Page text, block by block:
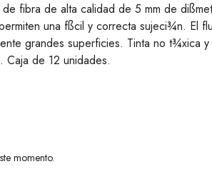
de fibra de alta calidad de 5 mm de
una fßcil y correcta sujeci¾n. El
grandes superficies. Tinta no t¾xica
Caja de 12 unidades.
momento.